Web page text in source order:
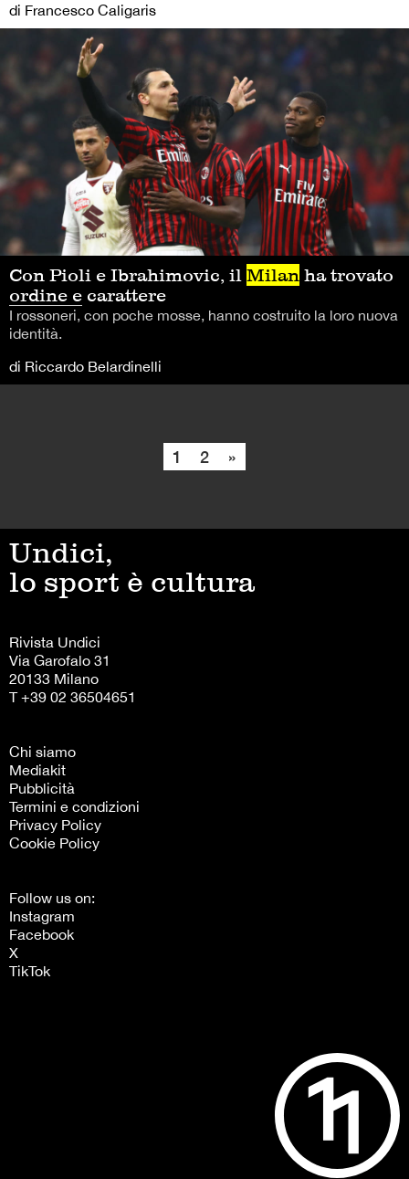
di Francesco Caligaris
Con Pioli e Ibrahimovic, il Milan ha trovato
ordine e carattere
I rossoneri, con poche mosse, hanno costruito la loro nuova
identità.
di Riccardo Belardinelli
1 2 »
Undici,
lo sport è cultura
Rivista Undici
Via Garofalo 31
20133 Milano
T +39 02 36504651
Chi siamo
Mediakit
Pubblicità
Termini e condizioni
Privacy Policy
Cookie Policy
Follow us on:
Instagram
Facebook
X
TikTok